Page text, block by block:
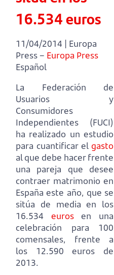
16.534 euros
11/04/2014 | Europa
Press – Europa Press
Español
La Federación de
Usuarios y
Consumidores
Independientes (FUCI)
ha realizado un estudio
para cuantificar el gasto
al que debe hacer frente
una pareja que desee
contraer matrimonio en
España este año, que se
sitúa de media en los
16.534 eurosen una
celebración para 100
comensales, frente a
los 12.590 euros de
2013.